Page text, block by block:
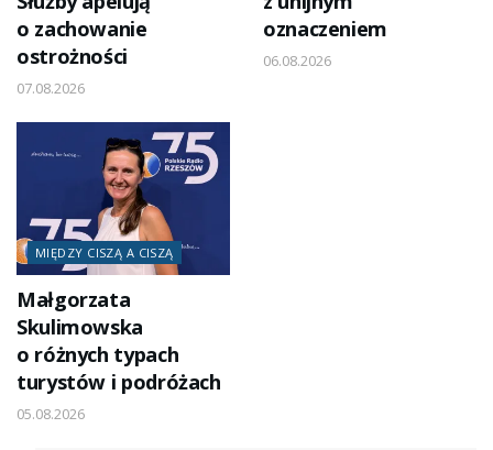
o zachowanie
ostrożności
07.08.2026
oznaczeniem
06.08.2026
MIĘDZY CISZĄ A CISZĄ
Małgorzata
Skulimowska
o różnych typach
turystów i podróżach
05.08.2026